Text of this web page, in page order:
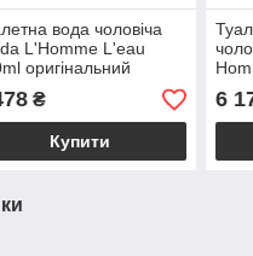
вода чоловіча
L'Homme L'eau
оригінальний
пудровий
аромат
₴
Купити
6